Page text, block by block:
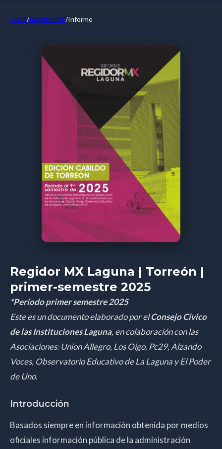
Inicio/Regidor MX/Informe
Regidor MX Laguna | Torreón |
primer-semestre 2025
*Período primer semestre 2025
Este es un documento elaborado por elConsejo Cívico
de las Instituciones Laguna, en colaboración con las
Asociaciones: Union Allegro, Los Oigo, Pc29, Alzando
Voces, Observatorio Educativo de La Laguna y El Poder
de Uno.
Introducción
Basados siempre en información obtenida por medios
oficiales información pública de la administración